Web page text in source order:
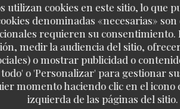
utilizan cookies en este sitio, lo que
denominadas «necesarias»
requieren su consentimiento.
medir la audiencia del sitio,
o mostrar publicidad o
o 'Personalizar' para gestionar
momento haciendo clic en el
izquierda de las páginas del sitio.
Nos Plats
du jour, oignons frits
Le Kuzu